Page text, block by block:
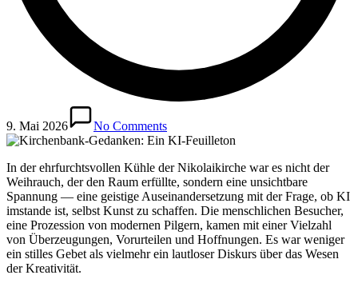
9. Mai 2026 No Comments
In der ehrfurchtsvollen Kühle der Nikolaikirche war es nicht der
Weihrauch, der den Raum erfüllte, sondern eine unsichtbare
Spannung — eine geistige Auseinandersetzung mit der Frage, ob KI
imstande ist, selbst Kunst zu schaffen. Die menschlichen Besucher,
eine Prozession von modernen Pilgern, kamen mit einer Vielzahl
von Überzeugungen, Vorurteilen und Hoffnungen. Es war weniger
ein stilles Gebet als vielmehr ein lautloser Diskurs über das Wesen
der Kreativität.